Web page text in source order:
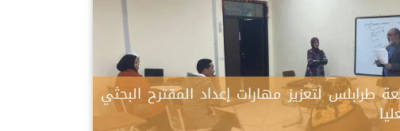
طرابلس لتعزيز مهارات إعداد المقترح البحثي